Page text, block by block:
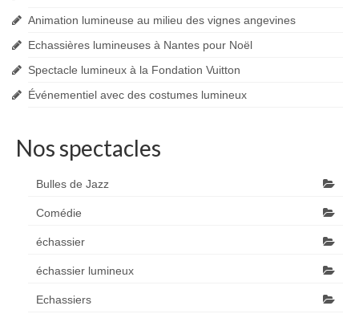
Animation lumineuse au milieu des vignes angevines
Echassières lumineuses à Nantes pour Noël
Spectacle lumineux à la Fondation Vuitton
Événementiel avec des costumes lumineux
Nos spectacles
Bulles de Jazz
Comédie
échassier
échassier lumineux
Echassiers